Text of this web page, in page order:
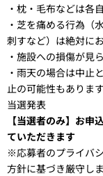
・枕・毛布などは各
・芝を痛める行為（
刺すなど）は絶対に
・施設への損傷が見
・雨天の場合は中止
止の可能性もあります
当選発表
【当選者のみ】お
ていただきます
※応募者のプライバ
方針に基づき厳守し